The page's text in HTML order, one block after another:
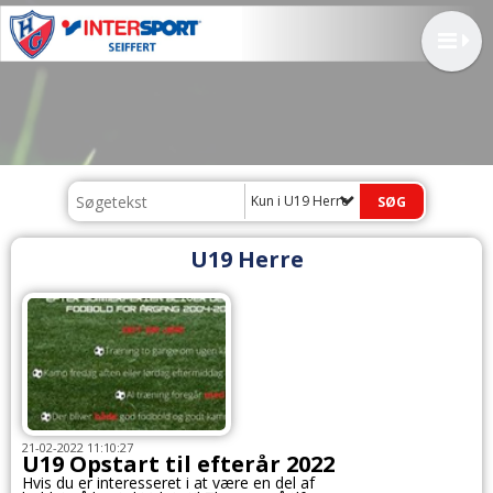
Kun i U19 Herre
U19 Herre
21-02-2022 11:10:27
U19 Opstart til efterår 2022
Hvis du er interesseret i at være en del af